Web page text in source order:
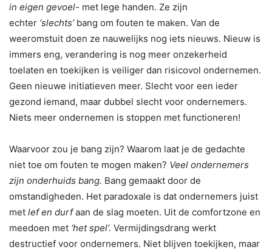
in eigen gevoel- met lege handen. Ze zijn
echter ‘slechts’bang om fouten te maken. Van de
weeromstuit doen ze nauwelijks nog iets nieuws. Nieuw is
immers eng, verandering is nog meer onzekerheid
toelaten en toekijken is veiliger dan risicovol ondernemen.
Geen nieuwe initiatieven meer. Slecht voor een ieder
gezond iemand, maar dubbel slecht voor ondernemers.
Niets meer ondernemen is stoppen met functioneren!
Waarvoor zou je bang zijn? Waarom laat je de gedachte
niet toe om fouten te mogen maken? Veel ondernemers
zijn onderhuids bang. Bang gemaakt door de
omstandigheden. Het paradoxale is dat ondernemers juist
met lef en durfaan de slag moeten. Uit de comfortzone en
meedoen met ‘het spel’. Vermijdingsdrang werkt
destructief voor ondernemers. Niet blijven toekijken, maar